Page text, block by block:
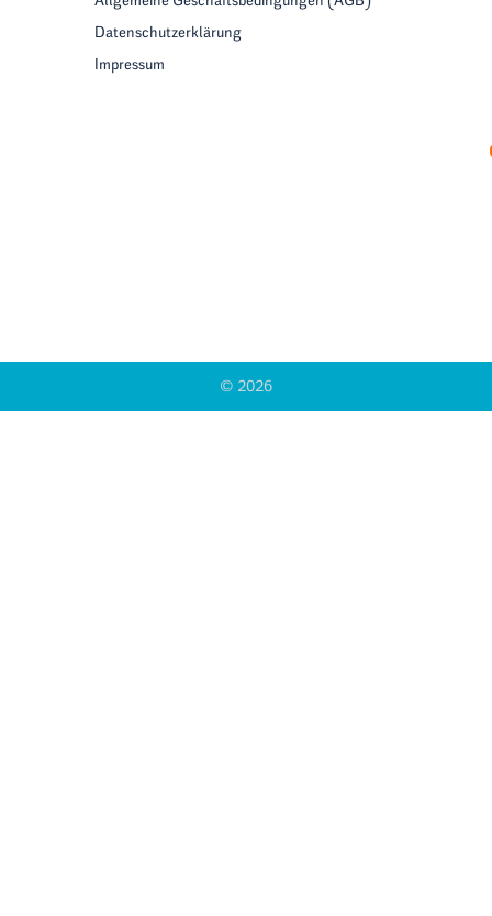
Datenschutzerklärung
Impressum
© 2026